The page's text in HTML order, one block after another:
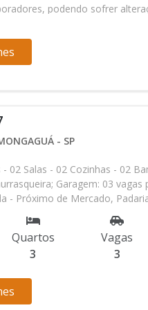
podendo sofrer
- 18:33
- SP
02 Salas - 02 Cozinhas - 02
Garagem: 03 vagas
- Próximo de Mercado,
a pista&quot;. Nota: Os
pelos proprietários e
aviso prévio. Reservamo-nos
- Atualizado em: 09/03/
Quartos
3
Vagas
3